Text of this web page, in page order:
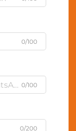
0/100
0/100
0/200